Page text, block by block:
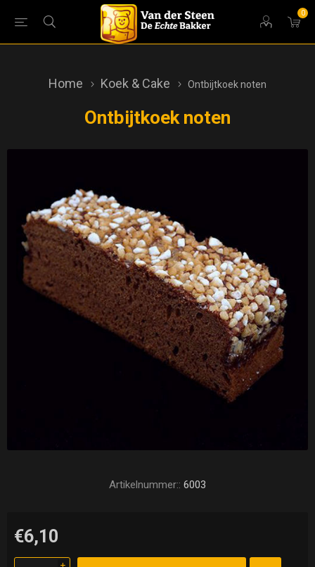
0
Home Koek & Cake Ontbijtkoek noten
Ontbijtkoek noten
Artikelnummer:: 6003
€6,10
i